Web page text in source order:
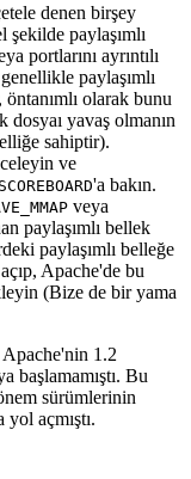
denen birşey
paylaşımlı
portlarını ayrıntılı
paylaşımlı
olarak bunu
yavaş olmanın
sahiptir).
ve
'a bakın.
veya
paylaşımlı bellek
paylaşımlı belleğe
açıp, Apache'de bu
(Bize de bir yama
1.2
başlamamıştı. Bu
sürümlerinin
yol açmıştı.